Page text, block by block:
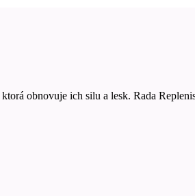
obnovuje ich silu a lesk. Rada